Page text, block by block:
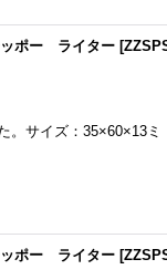
ポー ライター [
。サイズ：35×60×13ミ
ポー ライター [